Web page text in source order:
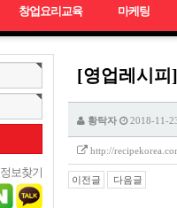
창업요리교육 마케팅
정보찾기
[영업레시피
황탁자 2018-11-
http://
이전글 다음글